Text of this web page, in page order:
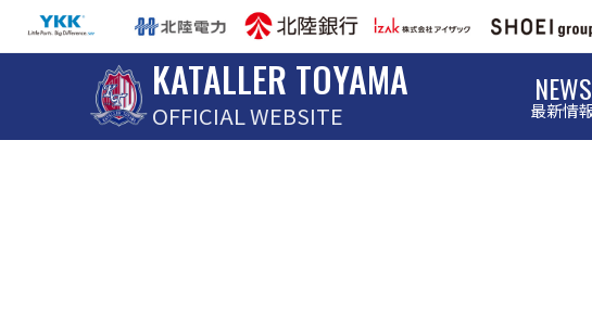
KATALLER TOYAMA
OFFICIAL WEBSITE
NEWS
最新情